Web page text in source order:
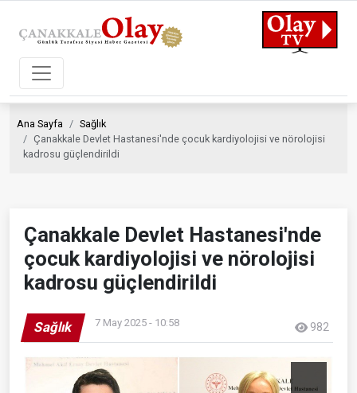
Ana Sayfa
Sağlık
Çanakkale Devlet Hastanesi'nde çocuk kardiyolojisi ve nörolojisi
kadrosu güçlendirildi
Çanakkale Devlet Hastanesi'nde
çocuk kardiyolojisi ve nörolojisi
kadrosu güçlendirildi
Sağlık 7 May 2025 - 10:58 982